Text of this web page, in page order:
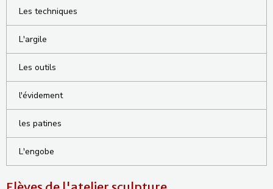
Les techniques
L'argile
Les outils
l'évidement
les patines
L'engobe